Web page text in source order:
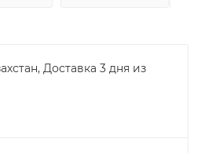
Доставка 3 дня из